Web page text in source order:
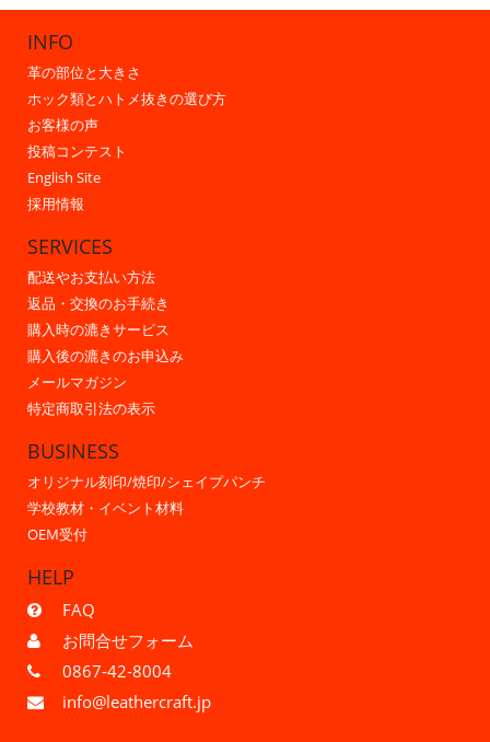
INFO
革の部位と大きさ
ホック類とハトメ抜きの選び方
お客様の声
投稿コンテスト
English Site
採用情報
SERVICES
配送やお支払い方法
返品・交換のお手続き
購入時の漉きサービス
購入後の漉きのお申込み
メールマガジン
特定商取引法の表示
BUSINESS
オリジナル刻印/焼印/シェイプパンチ
学校教材・イベント材料
OEM受付
HELP
FAQ
お問合せフォーム
0867-42-8004
info@leathercraft.jp